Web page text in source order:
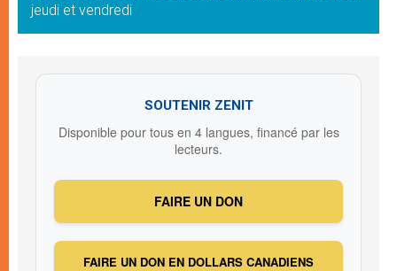
jeudi et vendredi
SOUTENIR ZENIT
Disponible pour tous en 4 langues, financé par les
lecteurs.
FAIRE UN DON
FAIRE UN DON EN DOLLARS CANADIENS